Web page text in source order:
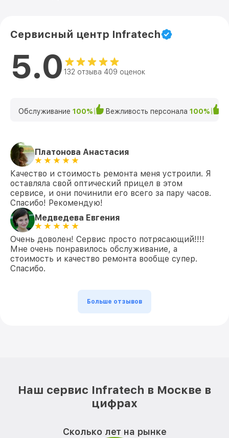
Сервисный центр Infratech
5.0 132 отзыва 409 оценок
Обслуживание 100% Вежливость персонала 100%
Платонова Анастасия
Качество и стоимость ремонта меня устроили. Я
оставляла свой оптический прицел в этом
сервисе, и они починили его всего за пару часов.
Спасибо! Рекомендую!
Медведева Евгения
Очень доволен! Сервис просто потрясающий!!!!
Мне очень понравилось обслуживание, а
стоимость и качество ремонта вообще супер.
Спасибо.
Больше отзывов
Наш сервис Infratech в Москве в
цифрах
Сколько лет на рынке